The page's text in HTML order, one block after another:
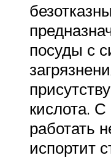
посуды с
кислота. С
работать
испортит